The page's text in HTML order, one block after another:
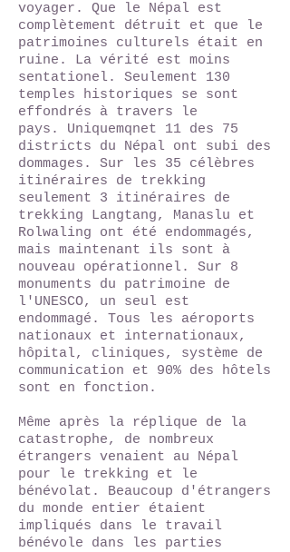
voyager. Que le Népal est
complètement détruit et que le
patrimoines culturels était en
ruine. La vérité est moins
sentationel. Seulement 130
temples historiques se sont
effondrés à travers le
pays. Uniquemqnet 11 des 75
districts du Népal ont subi des
dommages. Sur les 35 célèbres
itinéraires de trekking
seulement 3 itinéraires de
trekking Langtang, Manaslu et
Rolwaling ont été endommagés,
mais maintenant ils sont à
nouveau opérationnel. Sur 8
monuments du patrimoine de
l'UNESCO, un seul est
endommagé. Tous les aéroports
nationaux et internationaux,
hôpital, cliniques, système de
communication et 90% des hôtels
sont en fonction.
Même après la réplique de la
catastrophe, de nombreux
étrangers venaient au Népal
pour le trekking et le
bénévolat. Beaucoup d'étrangers
du monde entier étaient
impliqués dans le travail
bénévole dans les parties